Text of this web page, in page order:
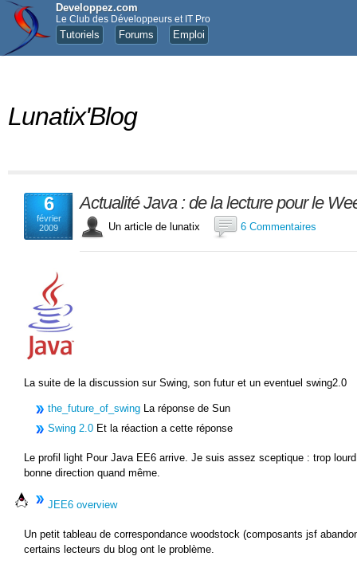
Developpez.com
Le Club des Développeurs et IT Pro
Tutoriels Forums Emploi
Lunatix'Blog
6
février
2009
Actualité Java : de la lecture pour le
Un article de lunatix 6 Commentaires
La suite de la discussion sur Swing, son futur et un eventuel swing2.0
the_future_of_swing La réponse de Sun
Swing 2.0 Et la réaction a cette réponse
Le profil light Pour Java EE6 arrive. Je suis assez sceptique : trop
bonne direction quand même.
JEE6 overview
Un petit tableau de correspondance woodstock (composants jsf
certains lecteurs du blog ont le problème.